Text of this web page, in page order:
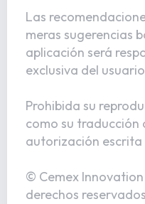
Las
meras sugerencias
aplicación será
exclusiva del
Prohibida su
como su traducción
autorización escrita
© Cemex
derechos reservados